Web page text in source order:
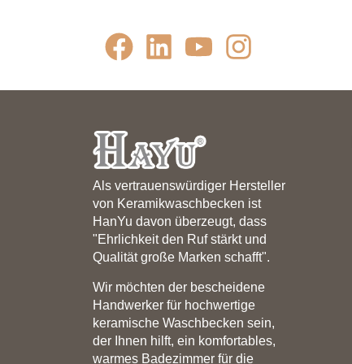
Als vertrauenswürdiger Hersteller
von Keramikwaschbecken ist
HanYu davon überzeugt, dass
"Ehrlichkeit den Ruf stärkt und
Qualität große Marken schafft".
Wir möchten der bescheidene
Handwerker für hochwertige
keramische Waschbecken sein,
der Ihnen hilft, ein komfortables,
warmes Badezimmer für die